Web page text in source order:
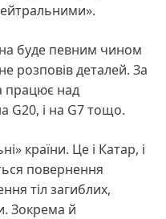
буде певним чином
розповів деталей. За
працює над
G20, і на G7 тощо.
країни. Це і Катар, і
повернення
тіл загиблих,
Зокрема й